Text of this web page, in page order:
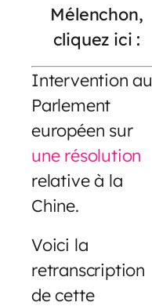
Mélenchon,
cliquez ici :
Intervention au
Parlement
européen sur
une résolution
relative à la
Chine.
Voici la
retranscription
de cette